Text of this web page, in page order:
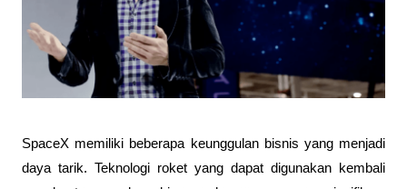
SpaceX memiliki beberapa keunggulan bisnis yang menjadi
daya tarik. Teknologi roket yang dapat digunakan kembali